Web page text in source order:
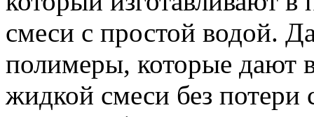
смеси с простой водой.
полимеры, которые дают
жидкой смеси без потери